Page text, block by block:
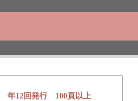
年12回発行 100頁以上